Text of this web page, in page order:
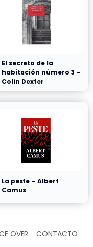
El secreto de la
habitación número 3 –
Colin Dexter
La peste – Albert
Camus
OVER CONTACTO